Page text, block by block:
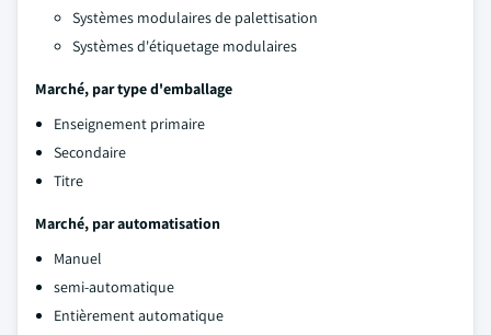
Systèmes modulaires de palettisation
Systèmes d'étiquetage modulaires
Marché, par type d'emballage
Enseignement primaire
Secondaire
Titre
Marché, par automatisation
Manuel
semi-automatique
Entièrement automatique